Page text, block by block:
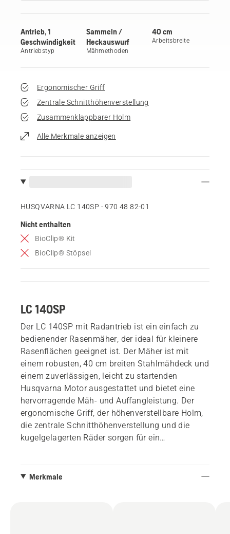
Antrieb, 1
Geschwindigkeit
Antriebstyp
Sammeln /
Heckauswurf
Mähmethoden
40 cm
Arbeitsbreite
Ergonomischer Griff
Zentrale Schnitthöhenverstellung
Zusammenklappbarer Holm
Alle Merkmale anzeigen
HUSQVARNA LC 140SP - 970 48 82‑01
Nicht enthalten
BioClip® Kit
BioClip® Stöpsel
LC 140SP
Der LC 140SP mit Radantrieb ist ein einfach zu
bedienender Rasenmäher, der ideal für kleinere
Rasenflächen geeignet ist. Der Mäher ist mit
einem robusten, 40 cm breiten Stahlmähdeck und
einem zuverlässigen, leicht zu startenden
Husqvarna Motor ausgestattet und bietet eine
hervorragende Mäh- und Auffangleistung. Der
ergonomische Griff, der höhenverstellbare Holm,
die zentrale Schnitthöhenverstellung und die
kugelgelagerten Räder sorgen für ein
Merkmale